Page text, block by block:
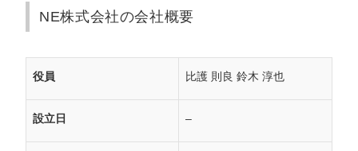
NE株式会社の会社概要
役員 比護 則良 鈴木 淳也
設立日 –